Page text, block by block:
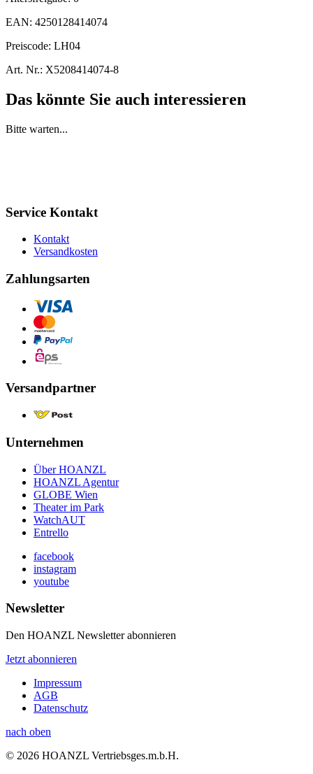
EAN: 4250128414074
Preiscode: LH04
Art. Nr.: X5208414074-8
Das könnte Sie auch interessieren
Bitte warten...
Service Kontakt
Kontakt
Versandkosten
Zahlungsarten
Versandpartner
Unternehmen
Über HOANZL
HOANZL Agentur
GLOBE Wien
Theater im Park
WatchAUT
Entrello
facebook
instagram
youtube
Newsletter
Den HOANZL Newsletter abonnieren
Jetzt abonnieren
Impressum
AGB
Datenschutz
nach oben
© 2026 HOANZL Vertriebsges.m.b.H.